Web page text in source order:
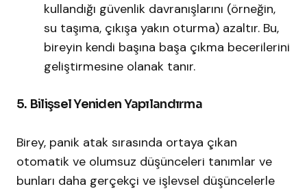
kullandığı güvenlik davranışlarını (örneğin,
su taşıma, çıkışa yakın oturma) azaltır. Bu,
bireyin kendi başına başa çıkma becerilerini
geliştirmesine olanak tanır.​
5. Bilişsel Yeniden Yapılandırma
Birey, panik atak sırasında ortaya çıkan
otomatik ve olumsuz düşünceleri tanımlar ve
bunları daha gerçekçi ve işlevsel düşüncelerle